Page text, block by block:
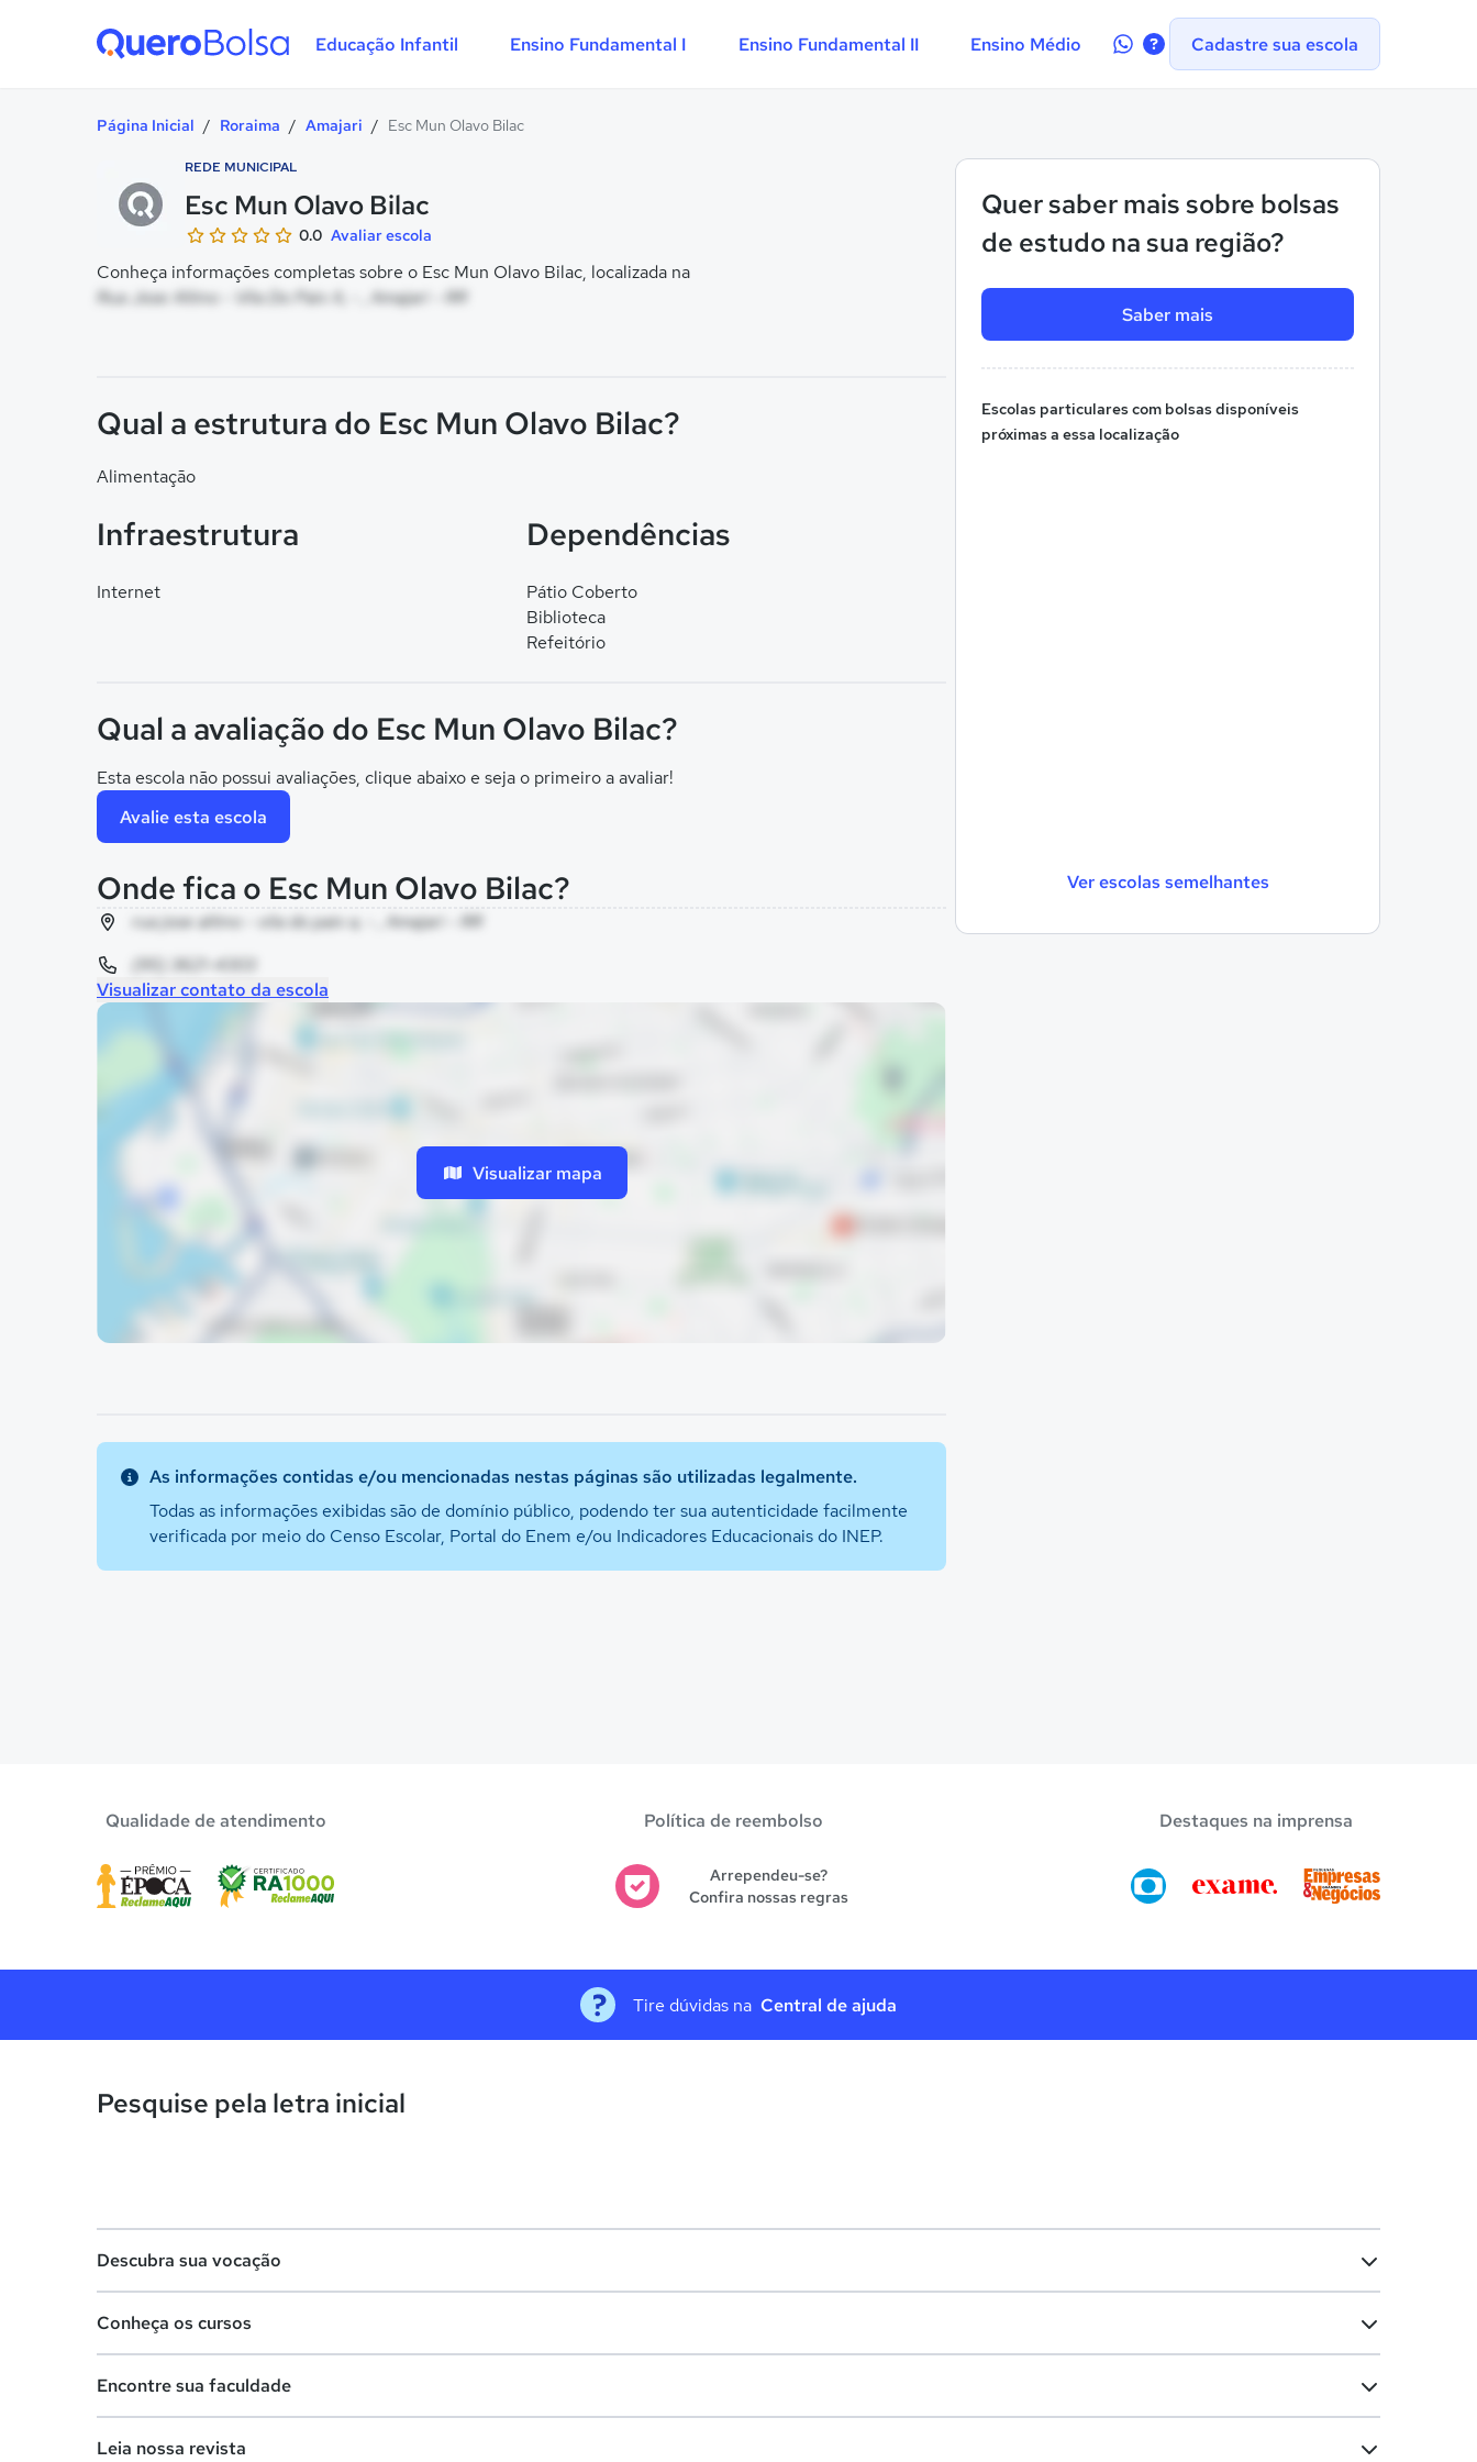
Educação Infantil Ensino Fundamental I Ensino Fundamental II Ensino Médio
Contate-Cadastre sua escola
Página Inicial / Roraima / Amajari / Esc Mun Olavo Bilac
REDE MUNICIPAL
Esc Mun Olavo Bilac
0.0 Avaliar escola
Conheça informações completas sobre o Esc Mun Olavo Bilac, localizada na
Rua Jose Altino - Vila Do Paiv A, - , Amajari - RR
Quer saber mais sobre bolsas
de estudo na sua região?
Saber mais
Escolas particulares com bolsas disponíveis
próximas a essa localização
Ver escolas semelhantes
Qual a estrutura do Esc Mun Olavo Bilac?
Alimentação
Infraestrutura
Internet
Dependências
Pátio Coberto
Biblioteca
Refeitório
Qual a avaliação do Esc Mun Olavo Bilac?
Esta escola não possui avaliações, clique abaixo e seja o primeiro a avaliar!
Avalie esta escola
Onde fica o Esc Mun Olavo Bilac?
rua jose altino - vila do paiv a, - , Amajari - RR
(95) 3621-4303
Visualizar contato da escola
Visualizar mapa
As informações contidas e/ou mencionadas nestas páginas são utilizadas legalmente.
Todas as informações exibidas são de domínio público, podendo ter sua autenticidade facilmente
verificada por meio do Censo Escolar, Portal do Enem e/ou Indicadores Educacionais do INEP.
Qualidade de atendimento Política de reembolso
Arrependeu-se?
Confira nossas regras
Destaques na imprensa
Tire dúvidas na Central de ajuda
Pesquise pela letra inicial
Descubra sua vocação
Lista de profissões
Conheça os cursos
Cursos de graduação
Encontre sua faculdade
Leia nossa revista